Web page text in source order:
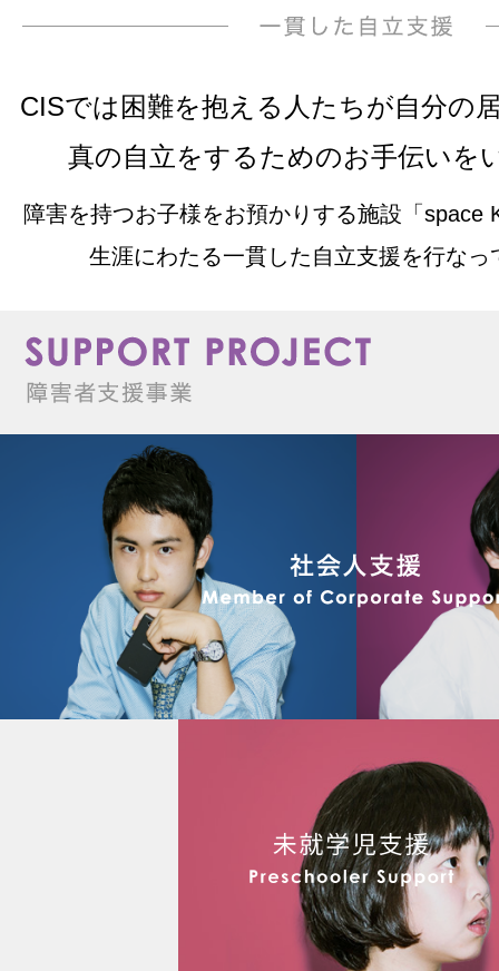
CISでは困難を抱える人たちが自分の
真の自立をするためのお手伝いを
障害を持つお子様をお預かりする施設「space
生涯にわたる一貫した自立支援を行なっ